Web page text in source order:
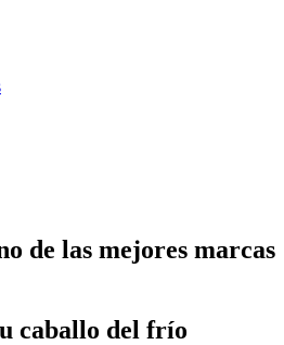
de las mejores marcas
caballo del frío